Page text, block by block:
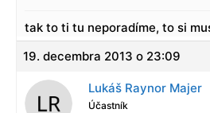
tak to ti tu neporadíme, to si
19. decembra 2013 o 23:09
Lukáš Raynor Majer
Účastník